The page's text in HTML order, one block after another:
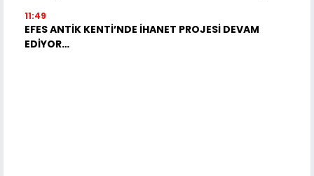
11:49
EFES ANTİK KENTİ’NDE İHANET PROJESİ DEVAM
EDİYOR…